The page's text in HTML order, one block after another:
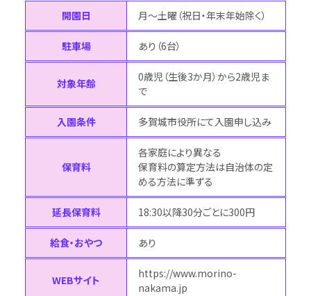
開園日 月～土曜（祝日・年末年始除く）
駐車場 あり（6台）
対象年齢
0歳児（生後3か月）から2歳児ま
で
入園条件 多賀城市役所にて入園申し込み
保育料
各家庭により異なる
保育料の算定方法は自治体の定
める方法に準ずる
延長保育料 18:30以降30分ごとに300円
給食・おやつ あり
WEBサイト
https://www.morino-
nakama.jp